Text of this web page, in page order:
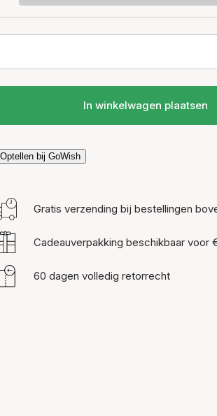
In winkelwagen plaatsen
Optellen bij GoWish
Gratis verzending bij bestellingen
Cadeauverpakking beschikbaar voor
60 dagen volledig retorrecht